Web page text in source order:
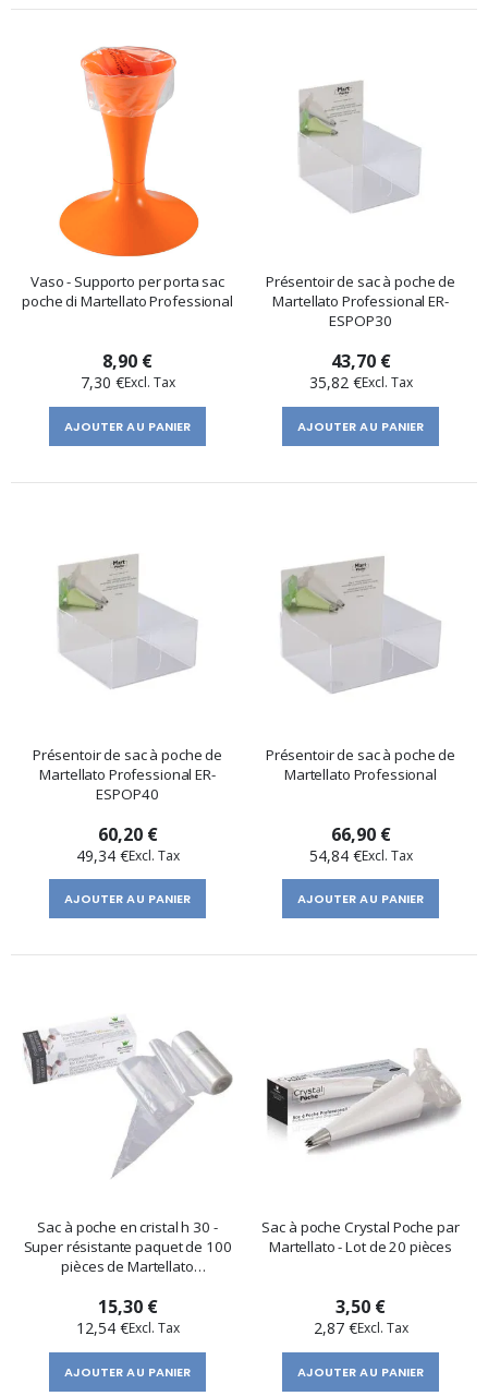
Vaso - Supporto per porta sac
poche di Martellato Professional
8,90 €
7,30 €
AJOUTER AU PANIER
Présentoir de sac à poche de
Martellato Professional ER-
ESPOP30
43,70 €
35,82 €
AJOUTER AU PANIER
Présentoir de sac à poche de
Martellato Professional ER-
ESPOP40
60,20 €
49,34 €
AJOUTER AU PANIER
Présentoir de sac à poche de
Martellato Professional
66,90 €
54,84 €
AJOUTER AU PANIER
Sac à poche en cristal h 30 -
Super résistante paquet de 100
pièces de Martellato
15,30 €
12,54 €
AJOUTER AU PANIER
Sac à poche Crystal Poche par
Martellato - Lot de 20 pièces
3,50 €
2,87 €
AJOUTER AU PANIER